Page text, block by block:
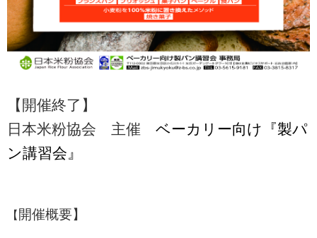
【開催終了】
日本米粉協会 主催 ベーカリー向け『製パ
ン講習会』
【 開催概要】